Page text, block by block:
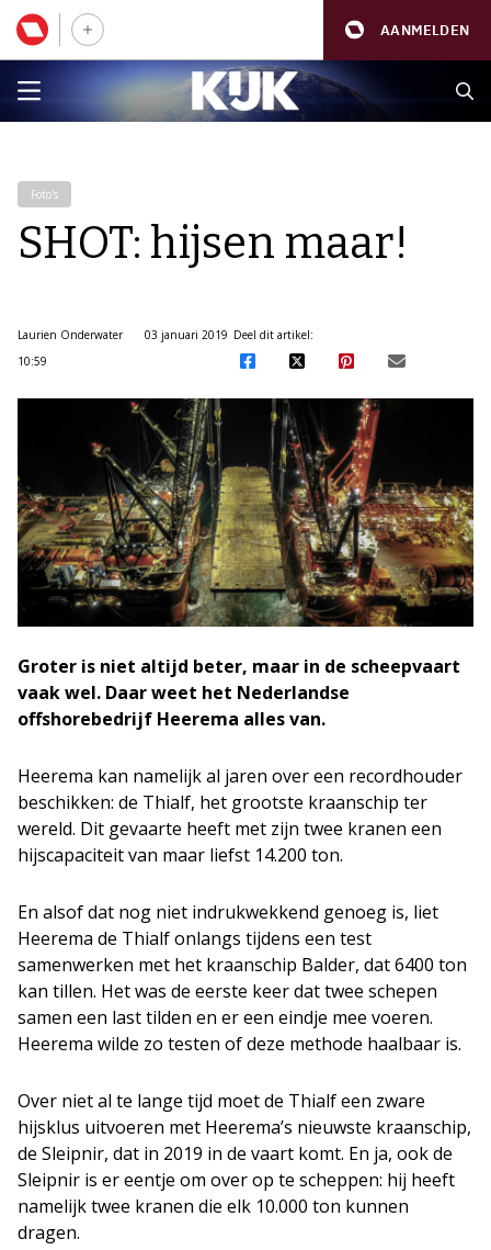
AANMELDEN
Foto's
SHOT: hijsen maar!
Laurien Onderwater
03 januari 2019
10:59
Deel dit artikel:
Groter is niet altijd beter, maar in de scheepvaart
vaak wel. Daar weet het Nederlandse
offshorebedrijf Heerema alles van.
Heerema kan namelijk al jaren over een recordhouder
beschikken: de Thialf, het grootste kraanschip ter
wereld. Dit gevaarte heeft met zijn twee kranen een
hijscapaciteit van maar liefst 14.200 ton.
En alsof dat nog niet indrukwekkend genoeg is, liet
Heerema de Thialf onlangs tijdens een test
samenwerken met het kraanschip Balder, dat 6400 ton
kan tillen. Het was de eerste keer dat twee schepen
samen een last tilden en er een eindje mee voeren.
Heerema wilde zo testen of deze methode haalbaar is.
Over niet al te lange tijd moet de Thialf een zware
hijsklus uitvoeren met Heerema’s nieuwste kraanschip,
de Sleipnir, dat in 2019 in de vaart komt. En ja, ook de
Sleipnir is er eentje om over op te scheppen: hij heeft
namelijk twee kranen die elk 10.000 ton kunnen
dragen.